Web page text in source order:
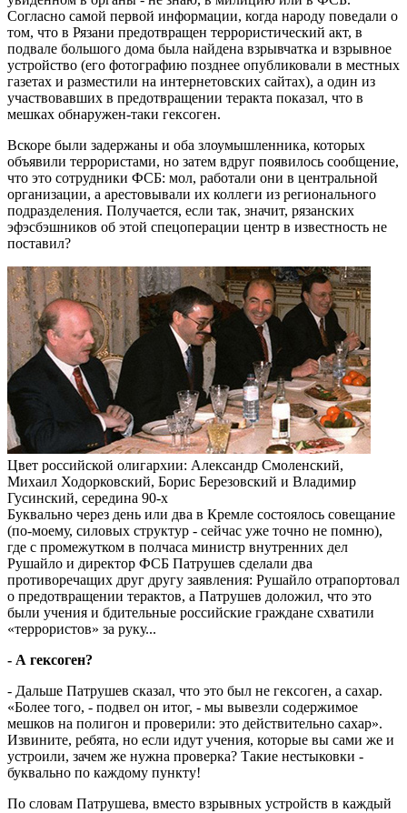
Согласно самой первой информации, когда народу поведали о
том, что в Рязани предотвращен террористический акт, в
подвале большого дома была найдена взрывчатка и взрывное
устройство (его фотографию позднее опубликовали в местных
газетах и разместили на интернетовских сайтах), а один из
участвовавших в предотвращении теракта показал, что в
мешках обнаружен-таки гексоген.
Вскоре были задержаны и оба зло­умышленника, которых
объявили террористами, но затем вдруг появилось сообщение,
что это сотрудники ФСБ: мол, работали они в центральной
организации, а арестовывали их коллеги из регионального
подразделения. Получается, если так, значит, рязанских
эфэсбэшников об этой спец­операции центр в известность не
поставил?
Цвет российской олигархии: Александр Смоленский,
Михаил Ходорковский, Борис Березовский и Владимир
Гусинский, середина 90-х
Буквально через день или два в Кремле состоялось совещание
(по-моему, силовых структур - сейчас уже точно не помню),
где с промежутком в полчаса министр внутренних дел
Рушайло и директор ФСБ Патрушев сделали два
противоречащих друг другу заявления: Рушайло отрапортовал
о предотвращении терактов, а Патрушев доложил, что это
были учения и бдительные российские граждане схватили
«террористов» за руку...
- А гексоген?
- Дальше Патрушев сказал, что это был не гексоген, а сахар.
«Более того, - подвел он итог, - мы вывезли содержимое
мешков на полигон и проверили: это действительно сахар».
Извините, ребята, но если идут учения, которые вы сами же и
устроили, зачем же нужна проверка? Такие нестыковки -
буквально по каждому пункту!
По словам Патрушева, вместо взрывных устройств в каждый